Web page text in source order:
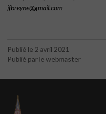
jfbreyne@gmail.com
Publié le 2 avril 2021
Publié par le webmaster